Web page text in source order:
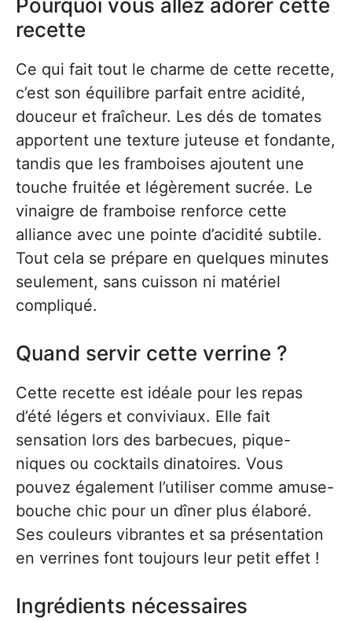
Pourquoi vous allez adorer cette
recette
Ce qui fait tout le charme de cette recette,
c’est son équilibre parfait entre acidité,
douceur et fraîcheur. Les dés de tomates
apportent une texture juteuse et fondante,
tandis que les framboises ajoutent une
touche fruitée et légèrement sucrée. Le
vinaigre de framboise renforce cette
alliance avec une pointe d’acidité subtile.
Tout cela se prépare en quelques minutes
seulement, sans cuisson ni matériel
compliqué.
Quand servir cette verrine ?
Cette recette est idéale pour les repas
d’été légers et conviviaux. Elle fait
sensation lors des barbecues, pique-
niques ou cocktails dinatoires. Vous
pouvez également l’utiliser comme amuse-
bouche chic pour un dîner plus élaboré.
Ses couleurs vibrantes et sa présentation
en verrines font toujours leur petit effet !
Ingrédients nécessaires